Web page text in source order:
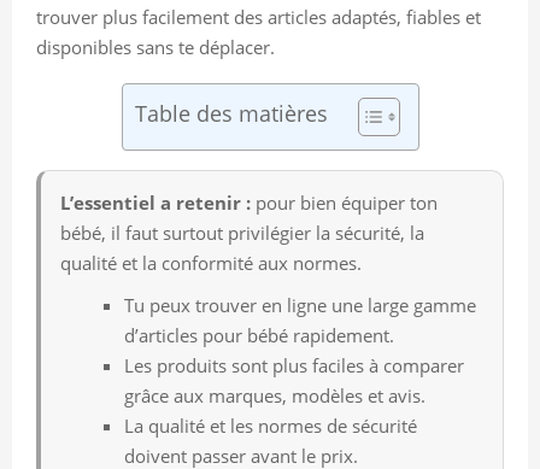
trouver plus facilement des articles adaptés, fiables et
disponibles sans te déplacer.
Table des matières
L’essentiel a retenir : pour bien équiper ton
bébé, il faut surtout privilégier la sécurité, la
qualité et la conformité aux normes.
Tu peux trouver en ligne une large gamme
d’articles pour bébé rapidement.
Les produits sont plus faciles à comparer
grâce aux marques, modèles et avis.
La qualité et les normes de sécurité
doivent passer avant le prix.